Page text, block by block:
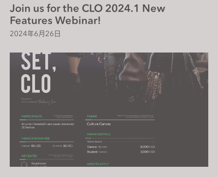
Join us for the CLO 2024.1 New
Features Webinar!
2024年6月26日